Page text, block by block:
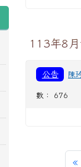
113年8
公告 陳
數： 676
«